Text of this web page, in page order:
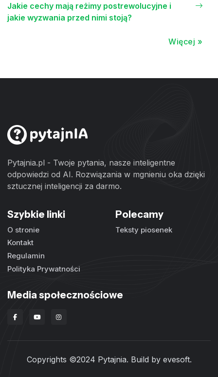
Jakie cechy mają reżimy postrewolucyjne i
jakie wyzwania przed nimi stoją?
Więcej »
Pytajnia.pl - Twoje pytania, nasze inteligentne
odpowiedzi od AI. Rozwiązania w mgnieniu oka dzięki
sztucznej inteligencji za darmo.
Szybkie linki
O stronie
Kontakt
Regulamin
Polityka Prywatności
Polecamy
Teksty piosenek
Media społecznościowe
Copyrights ©2024 Pytajnia. Build by evesoft.